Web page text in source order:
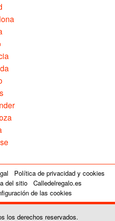
Política de privacidad y cookies
del sitio
Calledelregalo.es
de las cookies
los derechos reservados.